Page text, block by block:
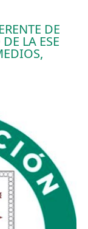
DE
LA ESE